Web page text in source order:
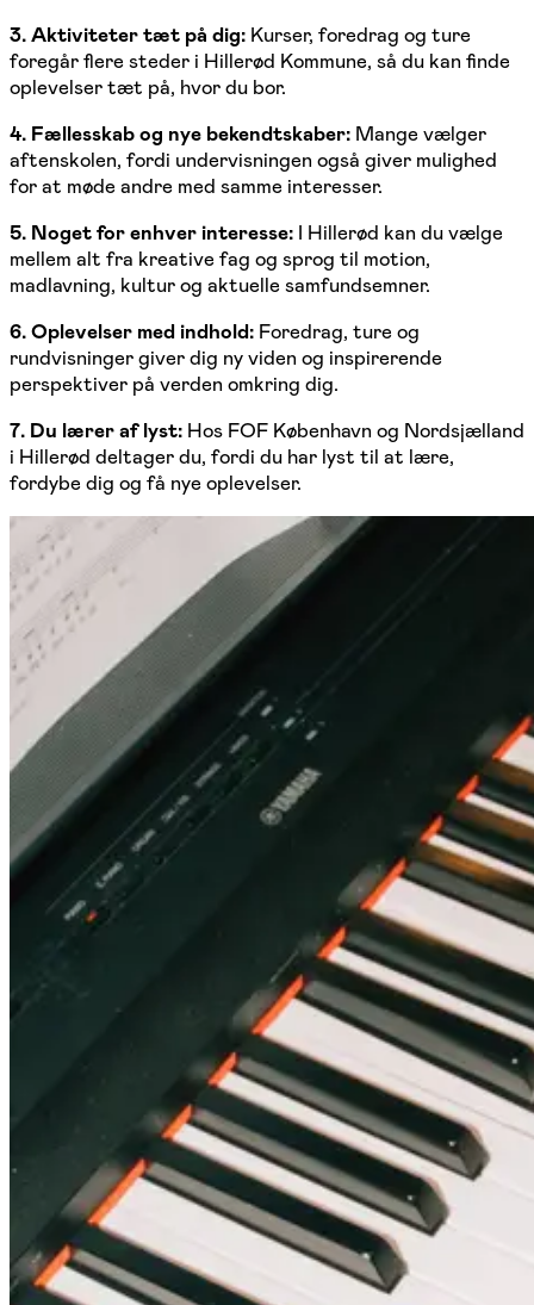
3. Aktiviteter tæt på dig: Kurser, foredrag og ture
foregår flere steder i Hillerød Kommune, så du kan finde
oplevelser tæt på, hvor du bor.
4. Fællesskab og nye bekendtskaber: Mange vælger
aftenskolen, fordi undervisningen også giver mulighed
for at møde andre med samme interesser.
5. Noget for enhver interesse: I Hillerød kan du vælge
mellem alt fra kreative fag og sprog til motion,
madlavning, kultur og aktuelle samfundsemner.
6. Oplevelser med indhold: Foredrag, ture og
rundvisninger giver dig ny viden og inspirerende
perspektiver på verden omkring dig.
7. Du lærer af lyst: Hos FOF København og Nordsjælland
i Hillerød deltager du, fordi du har lyst til at lære,
fordybe dig og få nye oplevelser.